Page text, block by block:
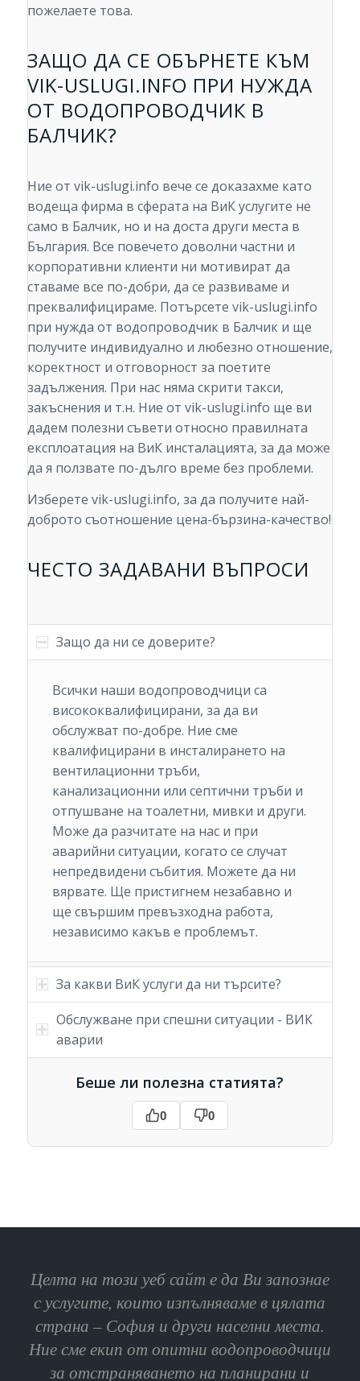
пожелаете това.
ЗАЩО ДА СЕ ОБЪРНЕТЕ КЪМ
VIK-USLUGI.INFO ПРИ НУЖДА
ОТ ВОДОПРОВОДЧИК В
БАЛЧИК?
Ние от vik-uslugi.info вече се доказахме като
водеща фирма в сферата на ВиК услугите не
само в Балчик, но и на доста други места в
България. Все повечето доволни частни и
корпоративни клиенти ни мотивират да
ставаме все по-добри, да се развиваме и
преквалифицираме. Потърсете vik-uslugi.info
при нужда от водопроводчик в Балчик и ще
получите индивидуално и любезно отношение,
коректност и отговорност за поетите
задължения. При нас няма скрити такси,
закъснения и т.н. Ние от vik-uslugi.info ще ви
дадем полезни съвети относно правилната
експлоатация на ВиК инсталацията, за да може
да я ползвате по-дълго време без проблеми.
Изберете vik-uslugi.info, за да получите най-
доброто съотношение цена-бързина-качество!
ЧЕСТО ЗАДАВАНИ ВЪПРОСИ
Защо да ни се доверите?
Всички наши водопроводчици са
висококвалифицирани, за да ви
обслужват по-добре. Ние сме
квалифицирани в инсталирането на
вентилационни тръби,
канализационни или септични тръби и
отпушване на тоалетни, мивки и други.
Може да разчитате на нас и при
аварийни ситуации, когато се случат
непредвидени събития. Можете да ни
вярвате. Ще пристигнем незабавно и
ще свършим превъзходна работа,
независимо какъв е проблемът.
За какви ВиК услуги да ни търсите?
Обслужване при спешни ситуации - ВИК
аварии
Беше ли полезна статията?
0 0
Целта на този уеб сайт е да Ви запознае
с услугите, които изпълняваме в цялата
страна – София и други населни места.
Ние сме екип от опитни водопроводчици
за отстраняването на планирани и